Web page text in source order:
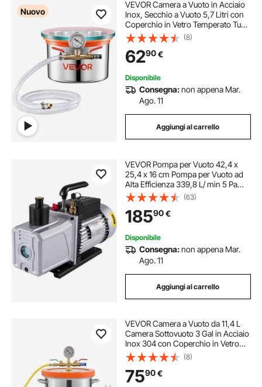
Nuovo
VEVOR Camera a Vuoto in Acciaio
Inox, Secchio a Vuoto 5,7 Litri con
Coperchio in Vetro Temperato Tubo
Flessibile Filtro d'Aria per
Degassamento in Silicone Resine
Epossidiche Olio Essenziale
(8)
6290€
Disponibile
Consegna:non appena Mar.
Ago. 11
Aggiungi al carrello
VEVOR Pompa per Vuoto 42,4 x
25,4 x 16 cm Pompa per Vuoto ad
Alta Efficienza 339,8 L/ min 5 Pa
Ideale per Il Condizionamento
Domestico, La Manutenzione
Automobilistica, L'imballaggio
Sottovuoto
(63)
18590€
Disponibile
Consegna:non appena Mar.
Ago. 11
Aggiungi al carrello
VEVOR Camera a Vuoto da 11,4 L
Camera Sottovuoto 3 Gal in Acciaio
Inox 304 con Coperchio in Vetro
Temperato Camera di Degasaggio
Contenitore Vuoto per Degasazione
Stabile di Legno Resina Siliconica
(8)
7590€